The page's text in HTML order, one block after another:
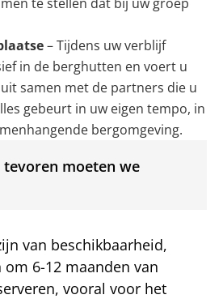
– Tijdens uw verblijf
in de berghutten en voert u
samen met de partners die u
gebeurt in uw eigen tempo, in
bergomgeving.
tevoren moeten we
van beschikbaarheid,
om 6-12 maanden van
vooral voor het